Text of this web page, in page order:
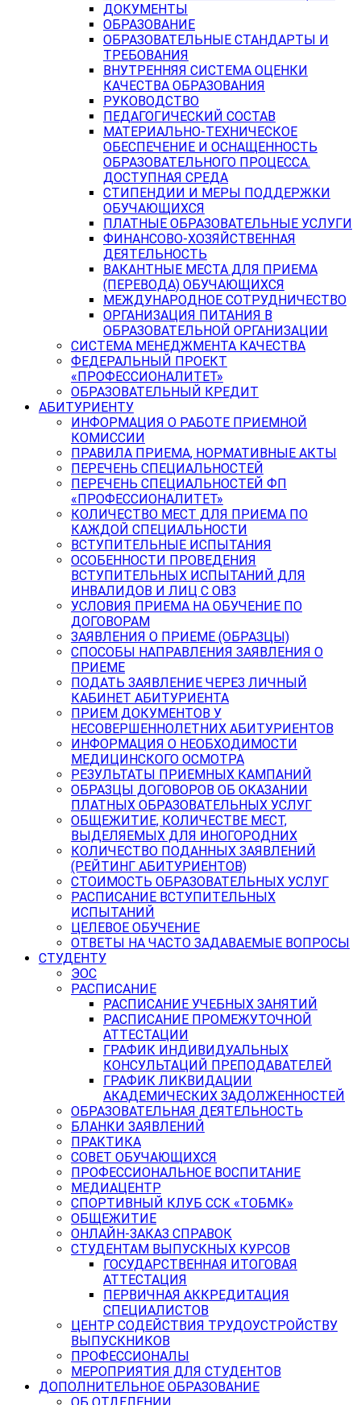
ДОКУМЕНТЫ
ОБРАЗОВАНИЕ
ОБРАЗОВАТЕЛЬНЫЕ СТАНДАРТЫ И
ТРЕБОВАНИЯ
ВНУТРЕННЯЯ СИСТЕМА ОЦЕНКИ
КАЧЕСТВА ОБРАЗОВАНИЯ
РУКОВОДСТВО
ПЕДАГОГИЧЕСКИЙ СОСТАВ
МАТЕРИАЛЬНО-ТЕХНИЧЕСКОЕ
ОБЕСПЕЧЕНИЕ И ОСНАЩЕННОСТЬ
ОБРАЗОВАТЕЛЬНОГО ПРОЦЕССА.
ДОСТУПНАЯ СРЕДА
СТИПЕНДИИ И МЕРЫ ПОДДЕРЖКИ
ОБУЧАЮЩИХСЯ
ПЛАТНЫЕ ОБРАЗОВАТЕЛЬНЫЕ УСЛУГИ
ФИНАНСОВО-ХОЗЯЙСТВЕННАЯ
ДЕЯТЕЛЬНОСТЬ
ВАКАНТНЫЕ МЕСТА ДЛЯ ПРИЕМА
(ПЕРЕВОДА) ОБУЧАЮЩИХСЯ
МЕЖДУНАРОДНОЕ СОТРУДНИЧЕСТВО
ОРГАНИЗАЦИЯ ПИТАНИЯ В
ОБРАЗОВАТЕЛЬНОЙ ОРГАНИЗАЦИИ
СИСТЕМА МЕНЕДЖМЕНТА КАЧЕСТВА
ФЕДЕРАЛЬНЫЙ ПРОЕКТ
«ПРОФЕССИОНАЛИТЕТ»
ОБРАЗОВАТЕЛЬНЫЙ КРЕДИТ
АБИТУРИЕНТУ
ИНФОРМАЦИЯ О РАБОТЕ ПРИЕМНОЙ
КОМИССИИ
ПРАВИЛА ПРИЕМА, НОРМАТИВНЫЕ АКТЫ
ПЕРЕЧЕНЬ СПЕЦИАЛЬНОСТЕЙ
ПЕРЕЧЕНЬ СПЕЦИАЛЬНОСТЕЙ ФП
«ПРОФЕССИОНАЛИТЕТ»
КОЛИЧЕСТВО МЕСТ ДЛЯ ПРИЕМА ПО
КАЖДОЙ СПЕЦИАЛЬНОСТИ
ВСТУПИТЕЛЬНЫЕ ИСПЫТАНИЯ
ОСОБЕННОСТИ ПРОВЕДЕНИЯ
ВСТУПИТЕЛЬНЫХ ИСПЫТАНИЙ ДЛЯ
ИНВАЛИДОВ И ЛИЦ С ОВЗ
УСЛОВИЯ ПРИЕМА НА ОБУЧЕНИЕ ПО
ДОГОВОРАМ
ЗАЯВЛЕНИЯ О ПРИЕМЕ (ОБРАЗЦЫ)
СПОСОБЫ НАПРАВЛЕНИЯ ЗАЯВЛЕНИЯ О
ПРИЕМЕ
ПОДАТЬ ЗАЯВЛЕНИЕ ЧЕРЕЗ ЛИЧНЫЙ
КАБИНЕТ АБИТУРИЕНТА
ПРИЕМ ДОКУМЕНТОВ У
НЕСОВЕРШЕННОЛЕТНИХ АБИТУРИЕНТОВ
ИНФОРМАЦИЯ О НЕОБХОДИМОСТИ
МЕДИЦИНСКОГО ОСМОТРА
РЕЗУЛЬТАТЫ ПРИЕМНЫХ КАМПАНИЙ
ОБРАЗЦЫ ДОГОВОРОВ ОБ ОКАЗАНИИ
ПЛАТНЫХ ОБРАЗОВАТЕЛЬНЫХ УСЛУГ
ОБЩЕЖИТИЕ, КОЛИЧЕСТВЕ МЕСТ,
ВЫДЕЛЯЕМЫХ ДЛЯ ИНОГОРОДНИХ
КОЛИЧЕСТВО ПОДАННЫХ ЗАЯВЛЕНИЙ
(РЕЙТИНГ АБИТУРИЕНТОВ)
СТОИМОСТЬ ОБРАЗОВАТЕЛЬНЫХ УСЛУГ
РАСПИСАНИЕ ВСТУПИТЕЛЬНЫХ
ИСПЫТАНИЙ
ЦЕЛЕВОЕ ОБУЧЕНИЕ
ОТВЕТЫ НА ЧАСТО ЗАДАВАЕМЫЕ ВОПРОСЫ
СТУДЕНТУ
ЭОС
РАСПИСАНИЕ
РАСПИСАНИЕ УЧЕБНЫХ ЗАНЯТИЙ
РАСПИСАНИЕ ПРОМЕЖУТОЧНОЙ
АТТЕСТАЦИИ
ГРАФИК ИНДИВИДУАЛЬНЫХ
КОНСУЛЬТАЦИЙ ПРЕПОДАВАТЕЛЕЙ
ГРАФИК ЛИКВИДАЦИИ
АКАДЕМИЧЕСКИХ ЗАДОЛЖЕННОСТЕЙ
ОБРАЗОВАТЕЛЬНАЯ ДЕЯТЕЛЬНОСТЬ
БЛАНКИ ЗАЯВЛЕНИЙ
ПРАКТИКА
СОВЕТ ОБУЧАЮЩИХСЯ
ПРОФЕССИОНАЛЬНОЕ ВОСПИТАНИЕ
МЕДИАЦЕНТР
СПОРТИВНЫЙ КЛУБ ССК «ТОБМК»
ОБЩЕЖИТИЕ
ОНЛАЙН-ЗАКАЗ СПРАВОК
СТУДЕНТАМ ВЫПУСКНЫХ КУРСОВ
ГОСУДАРСТВЕННАЯ ИТОГОВАЯ
АТТЕСТАЦИЯ
ПЕРВИЧНАЯ АККРЕДИТАЦИЯ
СПЕЦИАЛИСТОВ
ЦЕНТР СОДЕЙСТВИЯ ТРУДОУСТРОЙСТВУ
ВЫПУСКНИКОВ
ПРОФЕССИОНАЛЫ
МЕРОПРИЯТИЯ ДЛЯ СТУДЕНТОВ
ДОПОЛНИТЕЛЬНОЕ ОБРАЗОВАНИЕ